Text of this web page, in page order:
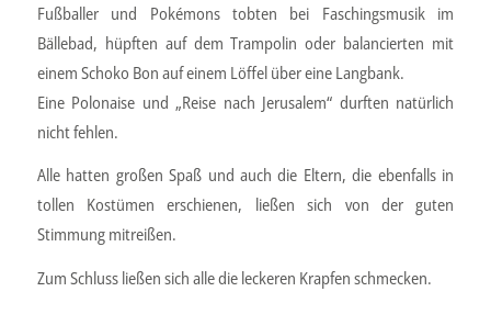
Fußballer und Pokémons tobten bei Faschingsmusik im
Bällebad, hüpften auf dem Trampolin oder balancierten mit
einem Schoko Bon auf einem Löffel über eine Langbank.
Eine Polonaise und „Reise nach Jerusalem“ durften natürlich
nicht fehlen.
Alle hatten großen Spaß und auch die Eltern, die ebenfalls in
tollen Kostümen erschienen, ließen sich von der guten
Stimmung mitreißen.
Zum Schluss ließen sich alle die leckeren Krapfen schmecken.